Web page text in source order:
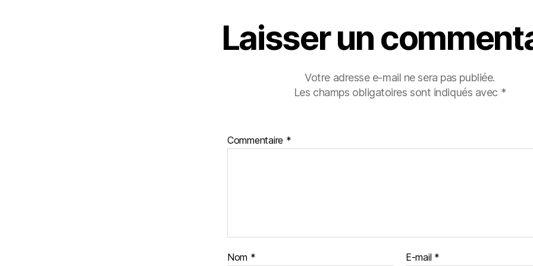
Laisser un
Votre adresse e-mail ne sera pas publiée.
Les champs obligatoires sont indiqués avec *
Commentaire *
Nom * E-mail *